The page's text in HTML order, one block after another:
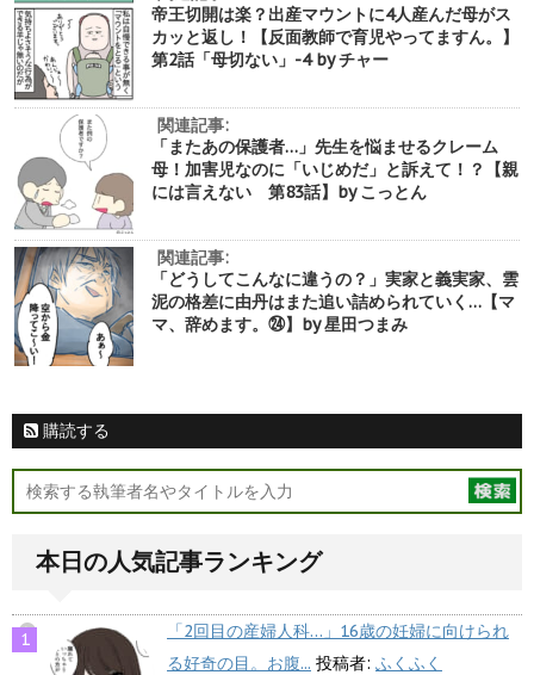
帝王切開は楽？出産マウントに4人産んだ母がス
カッと返し！【反面教師で育児やってますん。】
第2話「母切ない」-4 by チャー
関連記事:
「またあの保護者…」先生を悩ませるクレーム
母！加害児なのに「いじめだ」と訴えて！？【親
には言えない 第83話】by こっとん
関連記事:
「どうしてこんなに違うの？」実家と義実家、雲
泥の格差に由丹はまた追い詰められていく…【マ
マ、辞めます。㉔】by 星田つまみ
購読する
本日の人気記事ランキング
「2回目の産婦人科…」16歳の妊婦に向けられ
る好奇の目。お腹... 投稿者: ふくふく